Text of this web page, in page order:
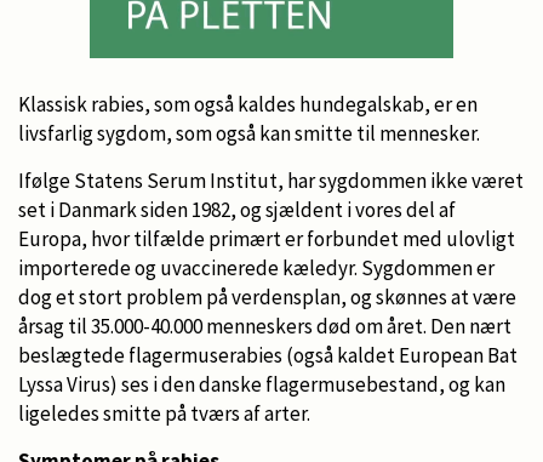
Klassisk rabies, som også kaldes hundegalskab, er en
livsfarlig sygdom, som også kan smitte til mennesker.
Ifølge Statens Serum Institut, har sygdommen ikke været
set i Danmark siden 1982, og sjældent i vores del af
Europa, hvor tilfælde primært er forbundet med ulovligt
importerede og uvaccinerede kæledyr. Sygdommen er
dog et stort problem på verdensplan, og skønnes at være
årsag til 35.000-40.000 menneskers død om året. Den nært
beslægtede flagermuserabies (også kaldet European Bat
Lyssa Virus) ses i den danske flagermusebestand, og kan
ligeledes smitte på tværs af arter.